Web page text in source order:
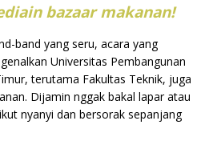
bazaar makanan!
band yang seru, acara yang
Universitas Pembangunan
terutama Fakultas Teknik, juga
Dijamin nggak bakal lapar atau
nyanyi dan bersorak sepanjang